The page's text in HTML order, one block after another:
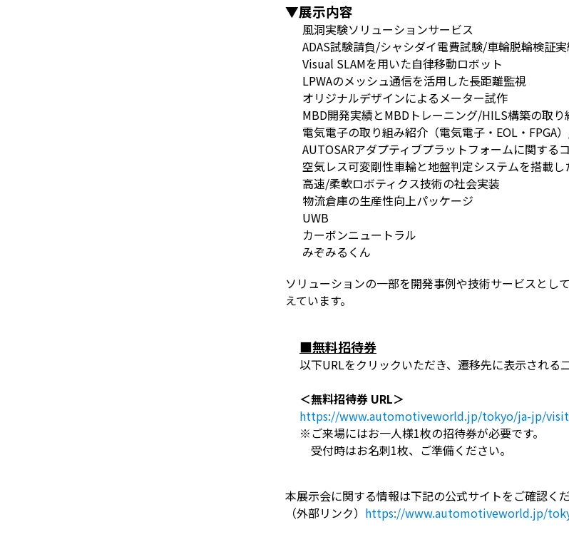
▼展示内容
風洞実験ソリューションサービス
ADAS試験請負/シャシダイ電費試験/車輪脱輪検証
Visual SLAMを用いた自律移動ロボット
LPWAのメッシュ通信を活用した長距離監視
オリジナルデザインによるメーター試作
MBD開発実績とMBDトレーニング/HILS構築の取り
電気電子の取り組み紹介（電気電子・EOL・FPGA
AUTOSARアダプティブプラットフォームに関する
空気レス可変剛性車輪と地盤判定システムを搭載
高速/柔軟ロボティクス技術の社会実装
物流倉庫の生産性向上パッケージ
UWB
カーボンニュートラル
みぞみるくん
ソリューションの一部を開発事例や技術サービスと
えています。
■無料招待券
以下URLをクリックいただき、遷移先に表示される
＜無料招待券 URL＞
https://www.automotiveworld.jp/tokyo/ja-jp/visit/
※ご来場にはお一人様1枚の招待券が必要です。
受付時はお名刺1枚、ご準備ください。
本展示会に関する情報は下記の公式サイトをご確認くだ
（外部リンク） https://www.automotiveworld.jp/